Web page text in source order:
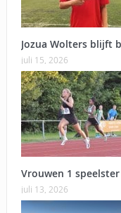
Jozua Wolters blijft
juli 15, 2026
Vrouwen 1
juli 13, 2026